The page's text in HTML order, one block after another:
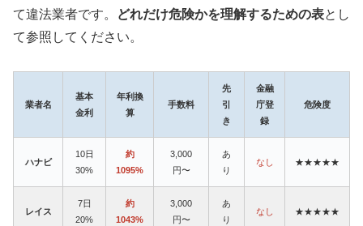
て違法業者です。
どれだけ危険かを理解するための表とし
て参照してください。
業者名
基本
金利
年利換
算
手数料
先
引
き
金融
庁登
録
危険度
ハナビ
10日
30%
約
1095%
3,000
円〜
あ
り
なし ★★★★★
レイス
7日
20%
約
1043%
3,000
円〜
あ
り
なし ★★★★★